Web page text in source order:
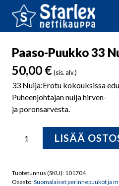
Paaso-Puukko 33
50,00 €(sis. alv.)
33 Nuija:Erotu kokouksissa
Puheenjohtajan nuija hirven-
ja poronsarvesta.
Puukko
määrä
LISÄÄ
Tuotetunnus (SKU): 101704
Osasto:Suomalaiset perinnepuukot ja